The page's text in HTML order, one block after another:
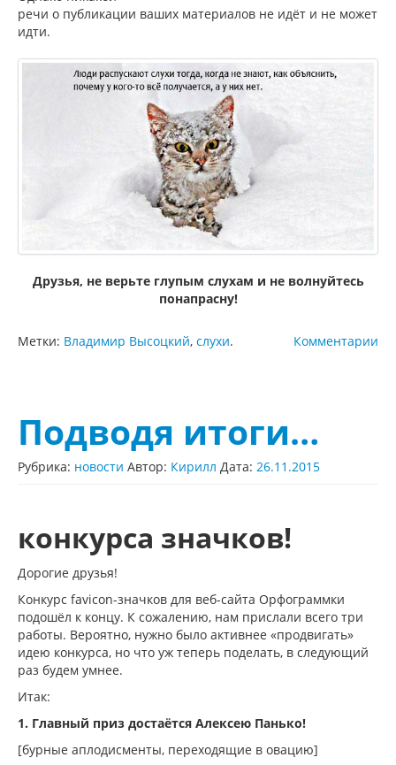
речи о публикации ваших материалов не идёт и не может
идти.
Друзья, не верьте глупым слухам и не волнуйтесь
понапрасну!
Комментарии
Метки: Владимир Высоцкий, слухи.
Подводя итоги…
Рубрика: новости Автор: Кирилл Дата: 26.11.2015
конкурса значков!
Дорогие друзья!
Конкурс favicon-значков для веб-сайта Орфограммки
подошёл к концу. К сожалению, нам прислали всего три
работы. Вероятно, нужно было активнее «продвигать»
идею конкурса, но что уж теперь поделать, в следующий
раз будем умнее.
Итак:
1. Главный приз достаётся Алексею Панько!
[бурные аплодисменты, переходящие в овацию]